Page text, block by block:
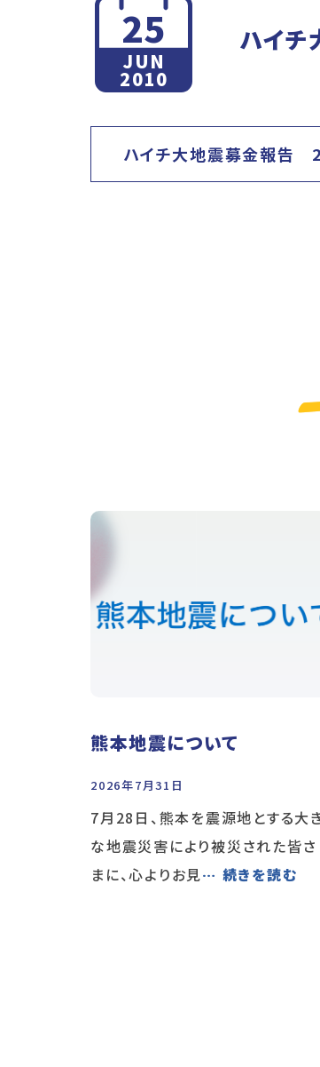
25
JUN
2010
ハイチ
ハイチ大地震募金報告
熊本地震について
2026年7月31日
7月28日、熊本を震源地とする大
な地震災害により被災された皆さ
まに、心よりお見… 続きを読む